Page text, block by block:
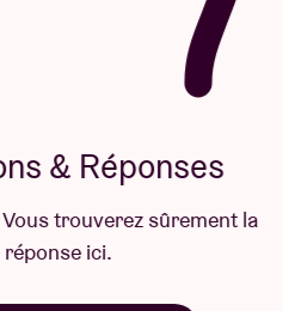
& Réponses
trouverez sûrement la
ici.